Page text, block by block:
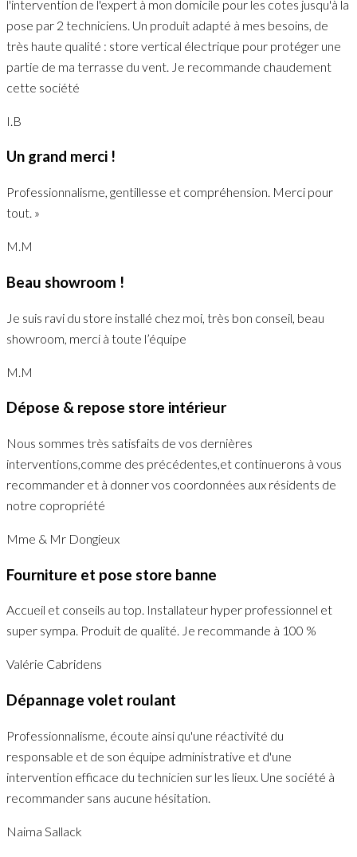
l'intervention de l'expert à mon domicile pour les cotes jusqu'à la
pose par 2 techniciens. Un produit adapté à mes besoins, de
très haute qualité : store vertical électrique pour protéger une
partie de ma terrasse du vent. Je recommande chaudement
cette société
I.B
Un grand merci !
Professionnalisme, gentillesse et compréhension. Merci pour
tout. »
M.M
Beau showroom !
Je suis ravi du store installé chez moi, très bon conseil, beau
showroom, merci à toute l’équipe
M.M
Dépose & repose store intérieur
Nous sommes très satisfaits de vos dernières
interventions,comme des précédentes,et continuerons à vous
recommander et à donner vos coordonnées aux résidents de
notre copropriété
Mme & Mr Dongieux
Fourniture et pose store banne
Accueil et conseils au top. Installateur hyper professionnel et
super sympa. Produit de qualité. Je recommande à 100 %
Valérie Cabridens
Dépannage volet roulant
Professionnalisme, écoute ainsi qu'une réactivité du
responsable et de son équipe administrative et d'une
intervention efficace du technicien sur les lieux. Une société à
recommander sans aucune hésitation.
Naima Sallack